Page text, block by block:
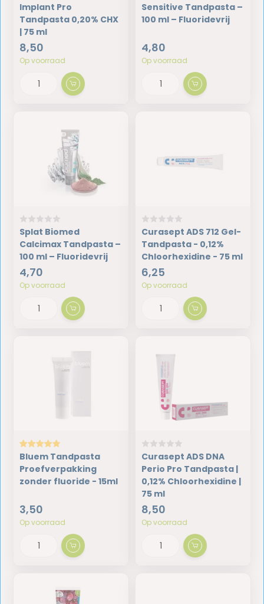
Implant Pro
Tandpasta 0,20% CHX
| 75 ml
8,50
Op voorraad
Sensitive Tandpasta –
100 ml – Fluoridevrij
4,80
Op voorraad
Splat Biomed
Calcimax Tandpasta –
100 ml – Fluoridevrij
4,70
Op voorraad
Curasept ADS 712 Gel-
Tandpasta - 0,12%
Chloorhexidine - 75 ml
6,25
Op voorraad
Bluem Tandpasta
Proefverpakking
zonder fluoride - 15ml
3,50
Op voorraad
Curasept ADS DNA
Perio Pro Tandpasta |
0,12% Chloorhexidine |
75 ml
8,50
Op voorraad